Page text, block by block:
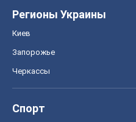
Регионы Украины
Киев
Запорожье
Черкассы
Спорт